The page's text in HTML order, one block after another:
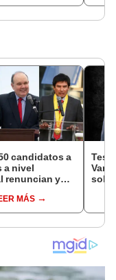
candidatos a
a nivel
renuncian y
MÁS